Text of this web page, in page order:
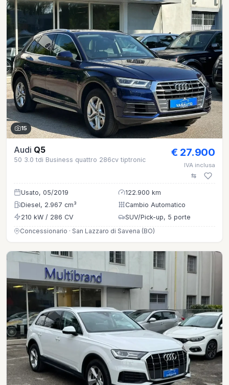
15
Audi Q5
50 3.0 tdi Business quattro 286cv tiptronic
€ 27.900
IVA inclusa
Usato, 05/2019
122.900 km
Diesel, 2.967 cm³
Cambio Automatico
210 kW / 286 CV
SUV/Pick-up, 5 porte
Concessionario · San Lazzaro di Savena (BO)